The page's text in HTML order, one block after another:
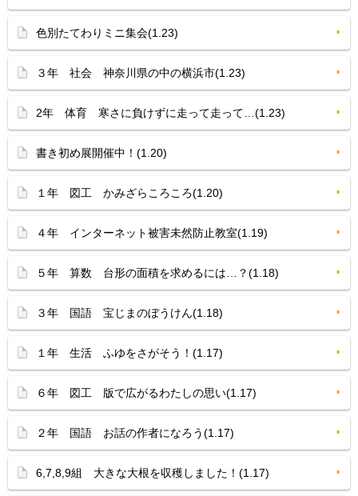
色別たてわりミニ集会(1.23)
３年 社会 神奈川県の中の横浜市(1.23)
2年 体育 寒さに負けずに走って走って…(1.23)
書き初め展開催中！(1.20)
１年 図工 かみざらころころ(1.20)
４年 インターネット被害未然防止教室(1.19)
５年 算数 台形の面積を求めるには…？(1.18)
３年 国語 宝じまのぼうけん(1.18)
１年 生活 ふゆをさがそう！(1.17)
６年 図工 版で広がるわたしの思い(1.17)
２年 国語 お話の作者になろう(1.17)
6,7,8,9組 大きな大根を収穫しました！(1.17)